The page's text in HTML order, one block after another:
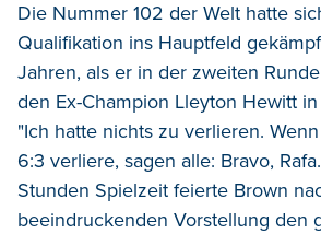
Die Nummer 102 der Welt hatte
Qualifikation ins Hauptfeld
Jahren, als er in der zweiten
den Ex-Champion Lleyton Hewitt
"Ich hatte nichts zu verlieren.
6:3 verliere, sagen alle: Bravo,
Stunden Spielzeit feierte Brown
beeindruckenden Vorstellung den